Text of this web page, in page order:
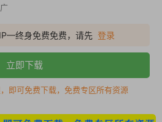
终身免费免费，请先 登录
立即下载
即可免费下载，免费专区所有资源